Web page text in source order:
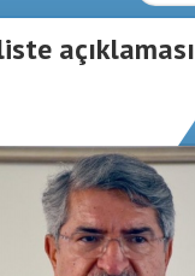
açıklaması